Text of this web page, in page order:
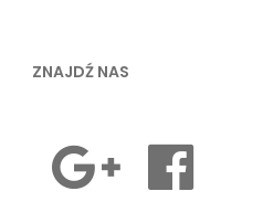
ZNAJDŹ NAS